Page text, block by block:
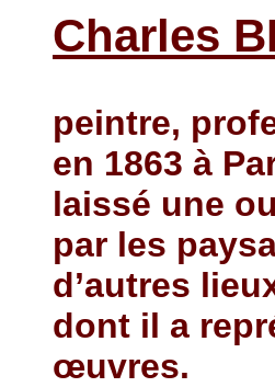
Charles
peintre,
en 1863 à
laissé une
par les
d’autres
dont il a
œuvres.